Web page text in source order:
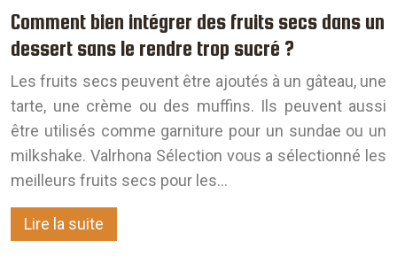
Comment bien intégrer des fruits secs dans un
dessert sans le rendre trop sucré ?
Les fruits secs peuvent être ajoutés à un gâteau, une
tarte, une crème ou des muffins. Ils peuvent aussi
être utilisés comme garniture pour un sundae ou un
milkshake. Valrhona Sélection vous a sélectionné les
meilleurs fruits secs pour les…
Lire la suite